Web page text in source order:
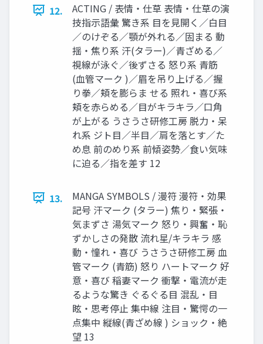
12.
ACTING / 表情・仕草 表情・仕草の演
技指示語彙 驚き系 目を見開く／白目
／のけぞる／顎が外れる／固まる 動
揺・焦り系 汗(タラー)／青ざめる／
視線が泳ぐ／後ずさる 怒り系 青筋
(血管マーク )／眉を吊り上げる／握
り拳／頬を膨らま せる 照れ・喜び系
頬を赤らめる／目がキラキラ／口角
が上がる うさうさ研修工房 脱力・呆
れ系 ジト目／半目／肩を落とす／た
め息 前のめり系 前傾姿勢／食い気味
に迫る／指を差す 12
13.
MANGA SYMBOLS / 漫符 漫符・効果
記号 汗マーク (タラー) 焦り・緊張・
気まずさ 湯気マーク 怒り・興奮・恥
ずかしさの発散 流れ星/キラキラ 感
動・憧れ・喜び うさうさ研修工房 血
管マーク (青筋) 怒り ハートマーク 好
意・喜び 稲妻マーク 衝撃・電流が走
るような驚き ぐるぐる目 混乱・目
眩・思考停止 集中線 注目・驚愕の一
点集中 縦線(青ざめ線 ) ショック・絶
望 13